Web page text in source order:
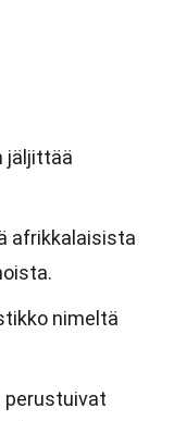
jäljittää
afrikkalaisista
nimeltä
perustuivat